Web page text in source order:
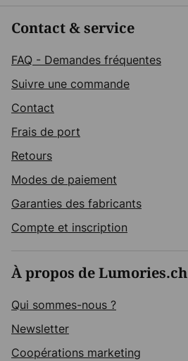
Contact & service
FAQ - Demandes fréquentes
Suivre une commande
Contact
Frais de port
Retours
Modes de paiement
Garanties des fabricants
Compte et inscription
À propos de Lumories.ch
Qui sommes-nous ?
Newsletter
Coopérations marketing